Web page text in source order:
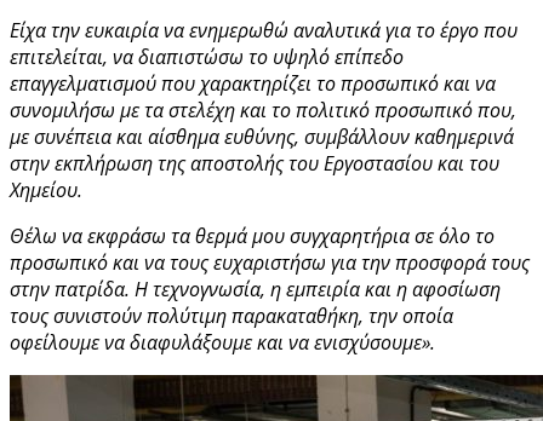
Είχα την ευκαιρία να ενημερωθώ αναλυτικά για το έργο που
επιτελείται, να διαπιστώσω το υψηλό επίπεδο
επαγγελματισμού που χαρακτηρίζει το προσωπικό και να
συνομιλήσω με τα στελέχη και το πολιτικό προσωπικό που,
με συνέπεια και αίσθημα ευθύνης, συμβάλλουν καθημερινά
στην εκπλήρωση της αποστολής του Εργοστασίου και του
Χημείου.
Θέλω να εκφράσω τα θερμά μου συγχαρητήρια σε όλο το
προσωπικό και να τους ευχαριστήσω για την προσφορά τους
στην πατρίδα. Η τεχνογνωσία, η εμπειρία και η αφοσίωση
τους συνιστούν πολύτιμη παρακαταθήκη, την οποία
οφείλουμε να διαφυλάξουμε και να ενισχύσουμε».